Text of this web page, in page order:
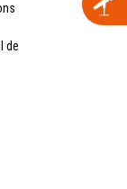
de